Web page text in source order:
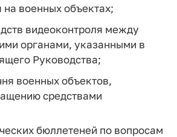
на военных объектах;
видеоконтроля между
органами, указанными в
Руководства;
военных объектов,
средствами
бюллетеней по вопросам